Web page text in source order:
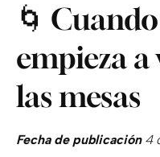
🌀 Cuando
empieza a
las mesas
Fecha de publicación4